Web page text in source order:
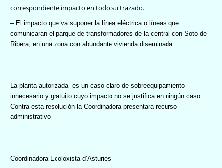
correspondiente impacto en todo su trazado.
– El impacto que va suponer la línea eléctrica o líneas que
comunicaran el parque de transformadores de la central con Soto de
Ribera, en una zona con abundante vivienda diseminada.
La planta autorizada es un caso claro de sobreequipamiento
innecesario y gratuito cuyo impacto no se justifica en ningún caso.
Contra esta resolución la Coordinadora presentara recurso
administrativo
Coordinadora Ecoloxista d’Asturies